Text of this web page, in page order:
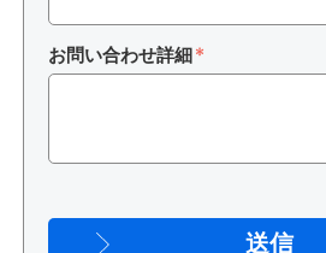
お問い合わせ詳細